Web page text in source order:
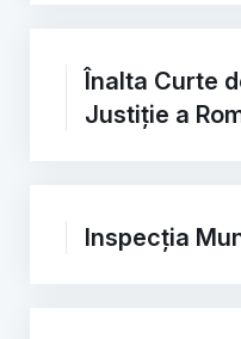
Înalta Curte
Justiție a
Inspecția